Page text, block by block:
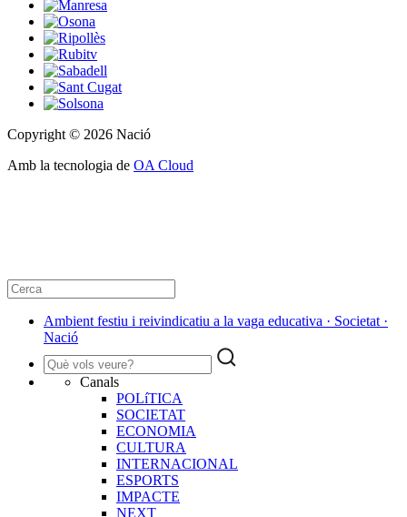
Copyright © 2026 Nació
Amb la tecnologia de OA Cloud
Ambient festiu i reivindicatiu a la vaga educativa · Societat ·
Nació
Canals
POLíTICA
SOCIETAT
ECONOMIA
CULTURA
INTERNACIONAL
ESPORTS
IMPACTE
NEXT